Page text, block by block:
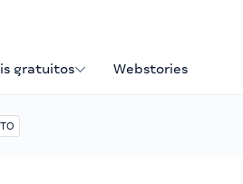
gratuitos Webstories
TO